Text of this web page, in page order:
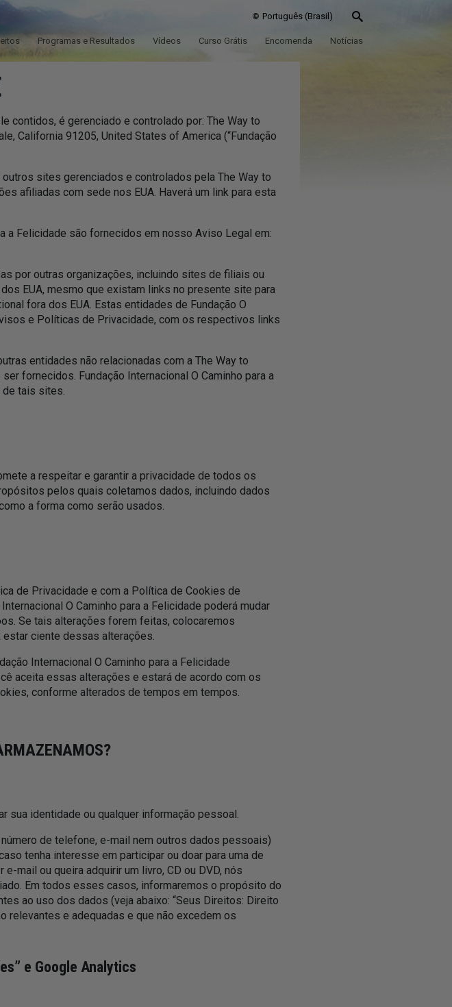
Português (Brasil)
Programas e Resultados Vídeos Curso Grátis Encomenda Notícias
contidos, é gerenciado e controlado por: The Way to
California 91205, United States of America (“Fundação
sites gerenciados e controlados pela The Way to
afiliadas com sede nos EUA. Haverá um link para esta
a Felicidade são fornecidos em nosso Aviso Legal em:
por outras organizações, incluindo sites de filiais ou
EUA, mesmo que existam links no presente site para
fora dos EUA. Estas entidades de Fundação O
e Políticas de Privacidade, com os respectivos links
entidades não relacionadas com a The Way to
fornecidos. Fundação Internacional O Caminho para a
de tais sites.
a respeitar e garantir a privacidade de todos os
pelos quais coletamos dados, incluindo dados
a forma como serão usados.
de Privacidade e com a Política de Cookies de
O Caminho para a Felicidade poderá mudar
Se tais alterações forem feitas, colocaremos
ciente dessas alterações.
Internacional O Caminho para a Felicidade
aceita essas alterações e estará de acordo com os
conforme alterados de tempos em tempos.
sua identidade ou qualquer informação pessoal.
de telefone, e-mail nem outros dados pessoais)
tenha interesse em participar ou doar para uma de
mail ou queira adquirir um livro, CD ou DVD, nós
Em todos esses casos, informaremos o propósito do
ao uso dos dados (veja abaixo: “Seus Direitos: Direito
relevantes e adequadas e que não excedem os
e Google Analytics